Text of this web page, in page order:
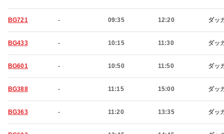
BG721 - 09:35 12:20 ダッ
BG433 - 10:15 11:30 ダッ
BG601 - 10:50 11:50 ダッ
BG388 - 11:15 15:00 ダッ
BG363 - 11:20 13:35 ダッ